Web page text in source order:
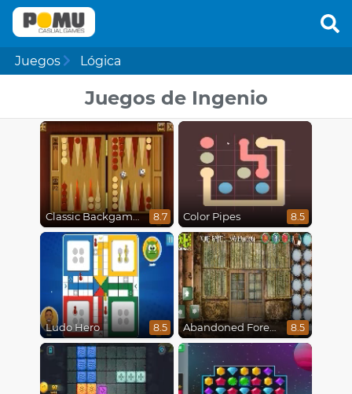
Juegos Lógica
Juegos de Ingenio
Classic Backgammon 8.7 Color Pipes 8.5
Ludo Hero 8.5 Abandoned Forest House 8.5